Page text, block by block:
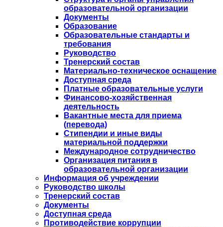
образовательной организации
Документы
Образование
Образовательные стандарты и
требования
Руководство
Тренерский состав
Материально-техническое оснащение
Доступная среда
Платные образовательные услуги
Финансово-хозяйственная
деятельность
Вакантные места для приема
(перевода)
Стипендии и иные виды
материальной поддержки
Международное сотрудничество
Организация питания в
образовательной организации
Информация об учреждении
Руководство школы
Тренерский состав
Документы
Доступная среда
Противодействие коррупции